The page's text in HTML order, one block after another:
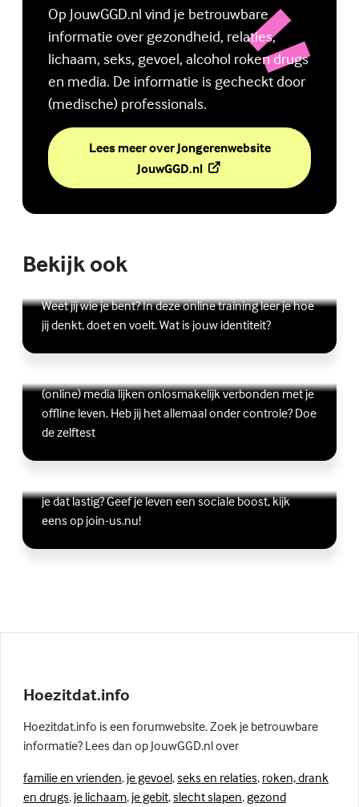
Op JouwGGD.nl vind je betrouwbare
informatie over gezondheid, relaties,
lichaam, seks, gevoel, alcohol roken drugs
en media. De informatie is gecheckt door
(medische) professionals.
Lees meer over Jongerenwebsite
JouwGGD.nl(Externe link)
Bekijk ook
Online zelfhulptraining - Wie ben ik?
Weet jij wie je bent? In deze online training leer je hoe
jij denkt, doet en voelt. Wat is jouw identiteit?
Lees meer over Online zelfhulptraining - Wie ben ik?
(Externe link)
Ben jij digitaal in balans?
(online) media lijken onlosmakelijk verbonden met je
offline leven. Heb jij het allemaal onder controle? Doe
de zelftest
Lees meer over Ben jij digitaal in balans?
(Externe link)
Vriendschap
je dat lastig? Geef je leven een sociale boost, kijk
eens op join-us.nu!
Lees meer over Vriendschap
(Externe link)
Hoezitdat.info
Hoezitdat.info is een forumwebsite. Zoek je betrouwbare
informatie? Lees dan op JouwGGD.nl over
familie en vrienden, je gevoel,seks en relaties, roken, drank
en drugs, je lichaam, je gebit,slecht slapen,gezond